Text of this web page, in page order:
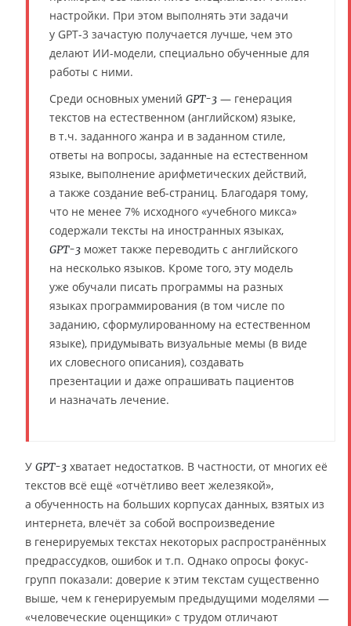
настройки. При этом выполнять эти задачи
у GPT-3 зачастую получается лучше, чем это
делают ИИ-модели, специально обученные для
работы с ними.
Среди основных умений GPT-3 — генерация
текстов на естественном (английском) языке,
в т.ч. заданного жанра и в заданном стиле,
ответы на вопросы, заданные на естественном
языке, выполнение арифметических действий,
а также создание веб-страниц. Благодаря тому,
что не менее 7% исходного «учебного микса»
содержали тексты на иностранных языках,
GPT-3 может также переводить с английского
на несколько языков. Кроме того, эту модель
уже обучали писать программы на разных
языках программирования (в том числе по
заданию, сформулированному на естественном
языке), придумывать визуальные мемы (в виде
их словесного описания), создавать
презентации и даже опрашивать пациентов
и назначать лечение.
У GPT-3 хватает недостатков. В частности, от многих её
текстов всё ещё «отчётливо веет железякой»,
а обученность на больших корпусах данных, взятых из
интернета, влечёт за собой воспроизведение
в генерируемых текстах некоторых распространённых
предрассудков, ошибок и т.п. Однако опросы фокус-
групп показали: доверие к этим текстам существенно
выше, чем к генерируемым предыдущими моделями —
«человеческие оценщики» с трудом отличают